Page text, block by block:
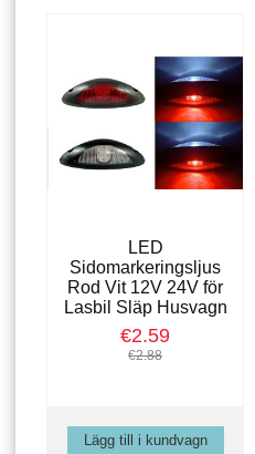
LED
Sidomarkeringsljus
Rod Vit 12V 24V för
Lasbil Släp Husvagn
€2.59
€2.88